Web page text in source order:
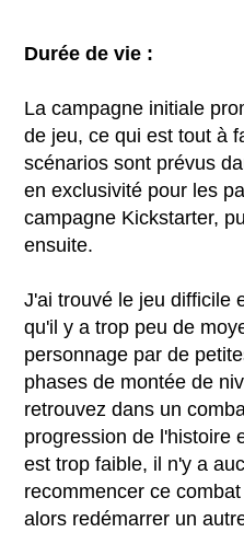
Durée de vie :
La campagne initiale
de jeu, ce qui est tout à
scénarios sont prévus
en exclusivité pour les
campagne Kickstarter,
ensuite.
J'ai trouvé le jeu difficile
qu'il y a trop peu de
personnage par de
phases de montée de
retrouvez dans un
progression de l'histoire
est trop faible, il n'y a
recommencer ce
alors redémarrer un